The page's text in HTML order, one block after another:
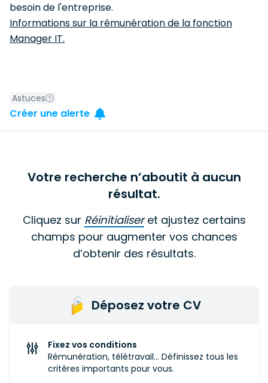
besoin de l'entreprise.
Informations sur la rémunération de la fonction
Manager IT.
Astuces
Créer une alerte
Votre recherche n’aboutit à aucun
résultat.
Cliquez sur Réinitialiseret ajustez certains
champs pour augmenter vos chances
d’obtenir des résultats.
Déposez votre CV
Fixez vos conditions
Rémunération, télétravail... Définissez tous les
critères importants pour vous.